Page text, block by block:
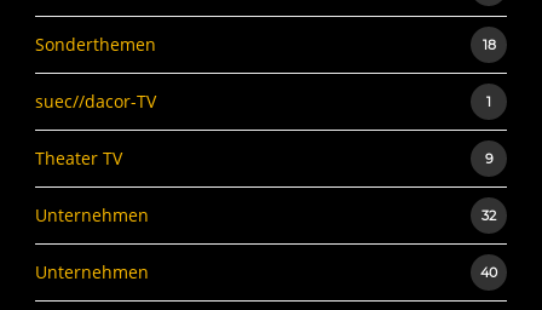
Sonderthemen 18
suec//dacor-TV 1
Theater TV 9
Unternehmen 32
Unternehmen 40